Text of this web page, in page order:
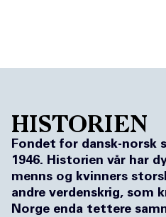
HISTORIEN
Fondet for dansk-norsk
1946. Historien vår har
menns og kvinners
andre verdenskrig, som
Norge enda tettere